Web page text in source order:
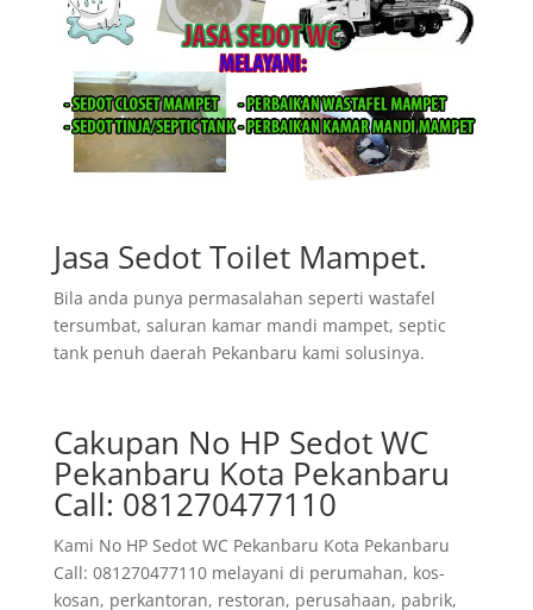
Jasa Sedot Toilet Mampet.
Bila anda punya permasalahan seperti wastafel
tersumbat, saluran kamar mandi mampet, septic
tank penuh daerah Pekanbaru kami solusinya.
Cakupan No HP Sedot WC
Pekanbaru Kota Pekanbaru
Call: 081270477110
Kami No HP Sedot WC Pekanbaru Kota Pekanbaru
Call: 081270477110 melayani di perumahan, kos-
kosan, perkantoran, restoran, perusahaan, pabrik,